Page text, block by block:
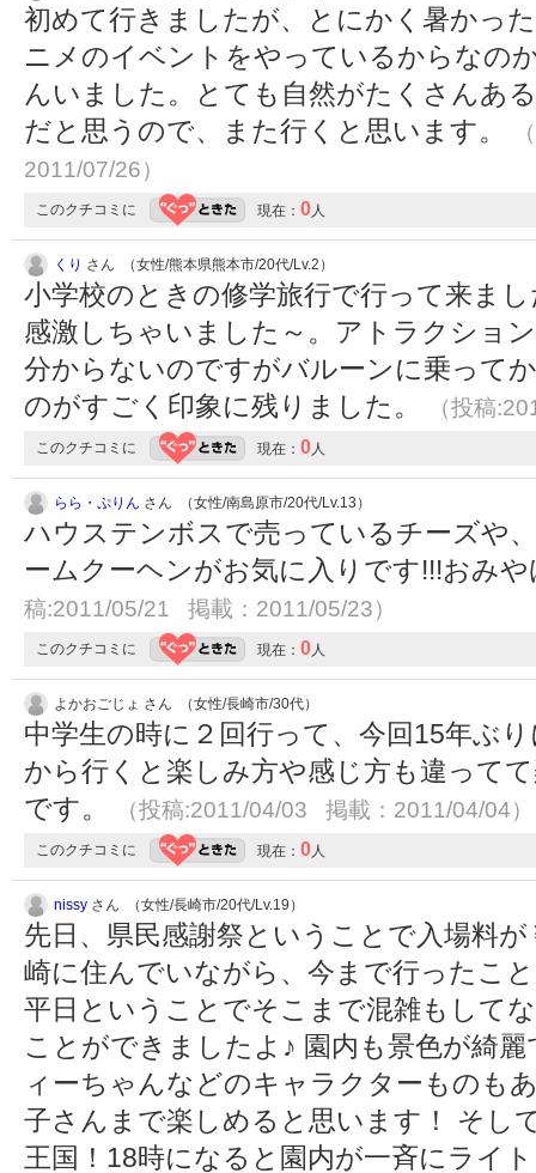
初めて行きましたが、とにかく暑かっ
ニメのイベントをやっているからなの
んいました。とても自然がたくさんあ
だと思うので、また行くと思います。
2011/07/26）
このクチコミに 現在： 0人
くり さん （女性/熊本県熊本市/20代/Lv.2）
小学校のときの修学旅行で行って来ま
感激しちゃいました～。アトラクショ
分からないのですがバルーンに乗って
のがすごく印象に残りました。
（投稿
このクチコミに 現在： 0人
らら・ぷりん さん （女性/南島原市/20代/Lv.13）
ハウステンボスで売っているチーズや
ームクーヘンがお気に入りです!!!おみ
稿:2011/05/21 掲載：2011/05/23）
このクチコミに 現在： 0人
よかおごじょ さん （女性/長崎市/30代）
中学生の時に２回行って、今回15年ぶ
から行くと楽しみ方や感じ方も違って
です。
（投稿:2011/04/03 掲載：2011/04/04）
このクチコミに 現在： 0人
nissy さん （女性/長崎市/20代/Lv.19）
先日、県民感謝祭ということで入場料
崎に住んでいながら、今まで行ったこ
平日ということでそこまで混雑もして
ことができましたよ♪ 園内も景色が綺
ィーちゃんなどのキャラクターものも
子さんまで楽しめると思います！ そし
王国！18時になると園内が一斉にライ